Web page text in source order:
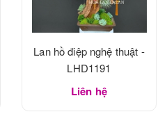
Lan hồ điệp nghệ thuật -
LHD1191
Liên hệ